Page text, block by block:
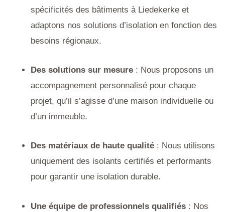
spécificités des bâtiments à Liedekerke et
adaptons nos solutions d’isolation en fonction des
besoins régionaux.
Des solutions sur mesure : Nous proposons un
accompagnement personnalisé pour chaque
projet, qu’il s’agisse d’une maison individuelle ou
d’un immeuble.
Des matériaux de haute qualité : Nous utilisons
uniquement des isolants certifiés et performants
pour garantir une isolation durable.
Une équipe de professionnels qualifiés : Nos